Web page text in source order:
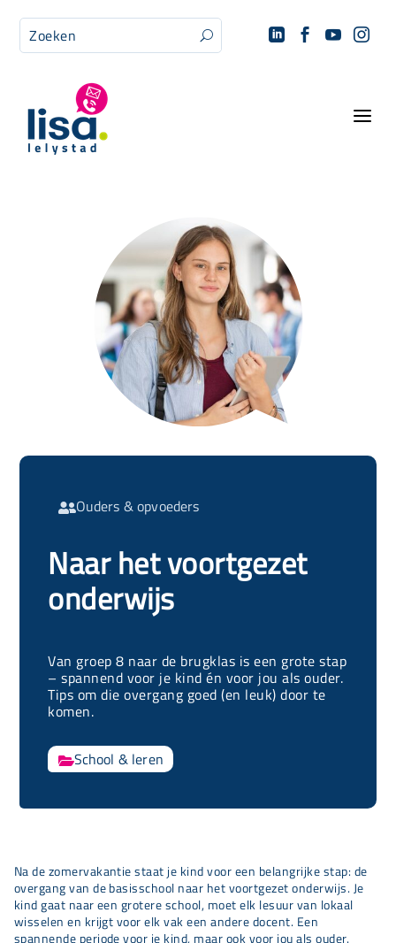
U    
a
Ouders & opvoeders
Naar het voortgezet
onderwijs
Van groep 8 naar de brugklas is een grote stap
– spannend voor je kind én voor jou als ouder.
Tips om die overgang goed (en leuk) door te
komen.
School & leren
Na de zomervakantie staat je kind voor een belangrijke stap: de
overgang van de basisschool naar het voortgezet onderwijs. Je
kind gaat naar een grotere school, moet elk lesuur van lokaal
wisselen en krijgt voor elk vak een andere docent. Een
spannende periode voor je kind, maar ook voor jou als ouder.